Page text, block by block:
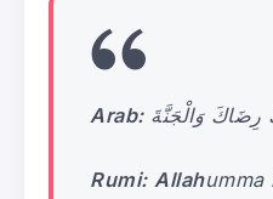
Arab: رِضَاكَ وَالْجَنَّةَ
Rumi: Allahumma